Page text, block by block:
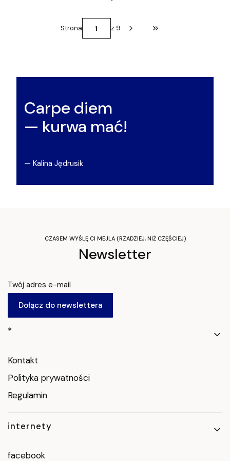
Strona z 9 Przejdź do ostatniej
Carpe diem
— kurwa mać!
— Kalina Jędrusik
CZASEM WYŚLĘ CI MEJLA (RZADZIEJ, NIŻ CZĘŚCIEJ)
Newsletter
Twój adres e-mail
Dołącz do newslettera
Linki w stopce
*
Kontakt
Polityka prywatności
Regulamin
internety
facebook